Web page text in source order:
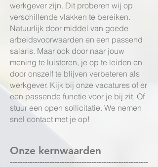
werkgever zijn. Dit proberen wij op
verschillende vlakken te bereiken.
Natuurlijk door middel van goede
arbeidsvoorwaarden en een passend
salaris. Maar ook door naar jouw
mening te luisteren, je op te leiden en
door onszelf te blijven verbeteren als
werkgever. Kijk bij onze vacatures of er
een passende functie voor je bij zit. Of
stuur een open sollicitatie. We nemen
snel contact met je op!
Onze kernwaarden
--------------------------------------------------------